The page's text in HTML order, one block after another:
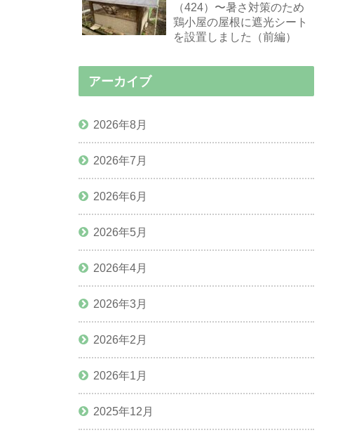
（424）〜暑さ対策のため
鶏小屋の屋根に遮光シート
を設置しました（前編）
アーカイブ
2026年8月
2026年7月
2026年6月
2026年5月
2026年4月
2026年3月
2026年2月
2026年1月
2025年12月